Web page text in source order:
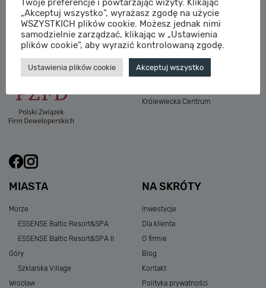
sprzedaz@sagaris.pl
Osada Nadolicka III
Dębowe Aleje III
Atria Nowe Żerniki
Szklarska Village
Osada Nadolicka I i II
Królewiecka Centrum
MIASTA
Morze
ESSENSE Baltic Resort&SPA
ESSENSE Baltic Resort&SPA II
Góry
Szklarska Village
Wrocław
NA SKRÓTY
Inwestycje
Dla klienta
O firmie
Blog
Kontakt
Polityka prywatności
Twoje preferencje i powtarzając wizyty. Klikając
„Akceptuj wszystko”, wyrażasz zgodę na użycie
WSZYSTKICH plików cookie. Możesz jednak nimi
samodzielnie zarządzać, klikając w „Ustawienia
plików cookie”, aby wyrazić kontrolowaną zgodę.
Ustawienia plików cookie Akceptuj wszystko